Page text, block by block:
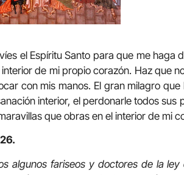
el Espíritu Santo para que me haga
de mi propio corazón. Haz que
con mis manos. El gran milagro que
interior, el perdonarle todos sus
que obras en el interior de mi
algunos fariseos y doctores de la